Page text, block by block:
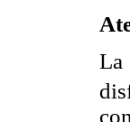
La